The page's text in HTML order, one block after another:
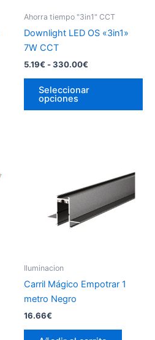
Ahorra tiempo "3in1" CCT
Downlight LED OS «3in1»
7W CCT
5.19€ -330.00€
Seleccionar
opciones
Iluminacion
Carril Mágico Empotrar 1
metro Negro
16.66€